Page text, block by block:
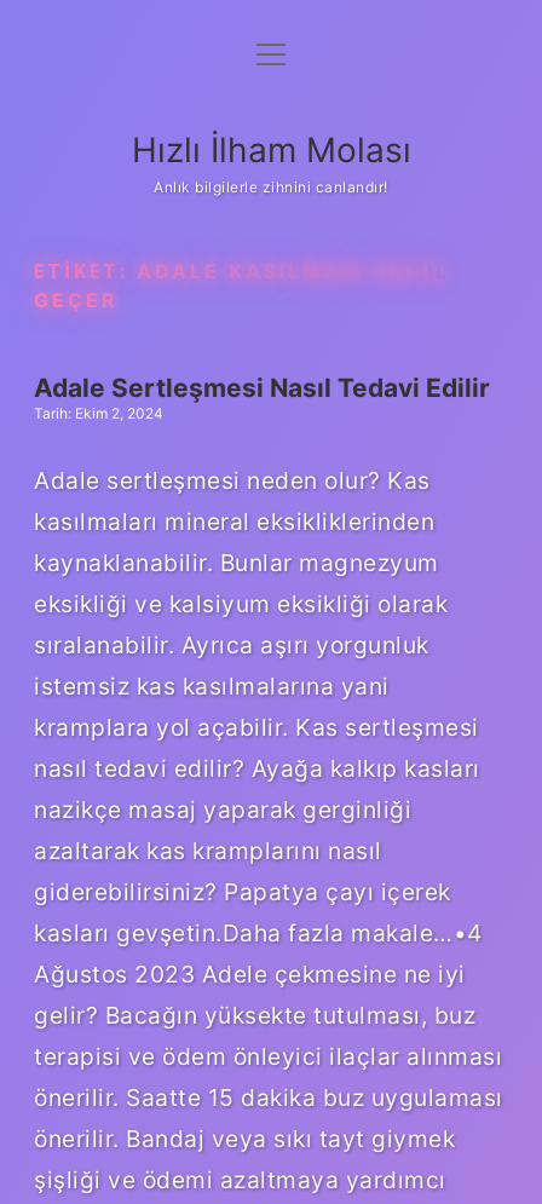
Anasayfa
Yasal Uyarı
menüyü
Hızlı İlham Molası
Anlık bilgilerle zihnini canlandır!
ETIKET: ADALE KASILMASI NASIL
GEÇER
Adale Sertleşmesi Nasıl Tedavi Edilir
Tarih: Ekim 2, 2024
Adale sertleşmesi neden olur? Kas
kasılmaları mineral eksikliklerinden
kaynaklanabilir. Bunlar magnezyum
eksikliği ve kalsiyum eksikliği olarak
sıralanabilir. Ayrıca aşırı yorgunluk
istemsiz kas kasılmalarına yani
kramplara yol açabilir. Kas sertleşmesi
nasıl tedavi edilir? Ayağa kalkıp kasları
nazikçe masaj yaparak gerginliği
azaltarak kas kramplarını nasıl
giderebilirsiniz? Papatya çayı içerek
kasları gevşetin.Daha fazla makale…•4
Ağustos 2023 Adele çekmesine ne iyi
gelir? Bacağın yüksekte tutulması, buz
terapisi ve ödem önleyici ilaçlar alınması
önerilir. Saatte 15 dakika buz uygulaması
önerilir. Bandaj veya sıkı tayt giymek
şişliği ve ödemi azaltmaya yardımcı